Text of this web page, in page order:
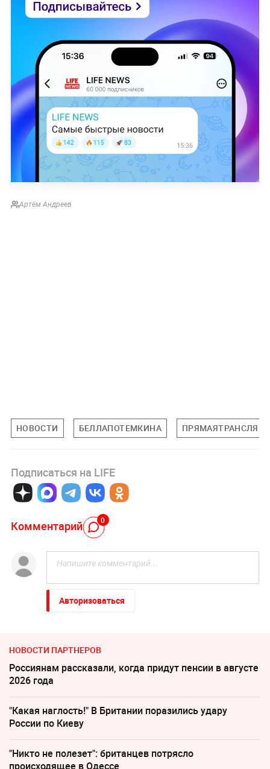
Артём Андреев
НОВОСТИ БЕЛЛАПОТЕМКИНА
Подписаться на LIFE
Комментарий 0
Авторизоваться
НОВОСТИ ПАРТНЕРОВ
Россиянам рассказали, когда придут пенсии в августе
2026 года
"Какая наглость!" В Британии поразились удару
России по Киеву
"Никто не полезет": британцев потрясло
происходящее в Одессе